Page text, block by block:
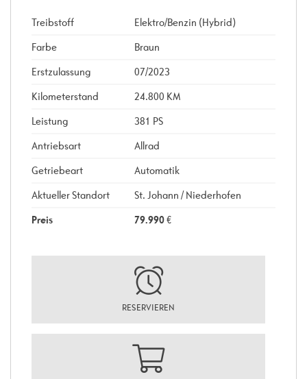
Treibstoff
Elektro/Benzin (Hybrid)
Farbe
Braun
Erstzulassung
07/2023
Kilometerstand
24.800 KM
Leistung
381 PS
Antriebsart
Allrad
Getriebeart
Automatik
Aktueller Standort
St. Johann / Niederhofen
Preis
79.990€
RESERVIEREN